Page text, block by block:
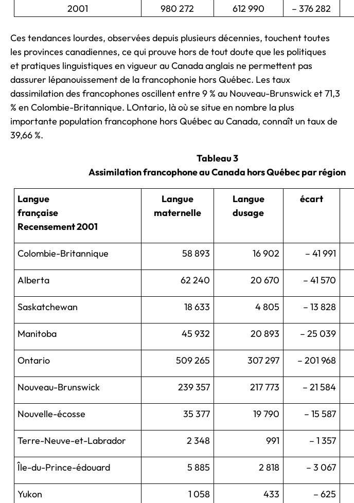
2001
980 272 612 990 – 376 282
Ces tendances lourdes, observées depuis plusieurs décennies, touchent toutes
les provinces canadiennes, ce qui prouve hors de tout doute que les politiques
et pratiques linguistiques en vigueur au Canada anglais ne permettent pas
dassurer lépanouissement de la francophonie hors Québec. Les taux
dassimilation des francophones oscillent entre 9 % au Nouveau-Brunswick et 71,3
% en Colombie-Britannique. LOntario, là où se situe en nombre la plus
importante population francophone hors Québec au Canada, connaît un taux de
39,66 %.
Tableau 3
Assimilation francophone au Canada hors Québec par région
Langue
française
Recensement 2001
Langue
maternelle
Langue
dusage
écart
Colombie-Britannique 58 893 16 902 – 41 991
Alberta 62 240 20 670 – 41 570
Saskatchewan 18 633 4 805 – 13 828
Manitoba 45 932 20 893 – 25 039
Ontario 509 265 307 297 – 201 968
Nouveau-Brunswick 239 357 217 773 – 21 584
Nouvelle-écosse 35 377 19 790 – 15 587
Terre-Neuve-et-Labrador 2 348 991 – 1 357
Île-du-Prince-édouard 5 885 2 818 – 3 067
Yukon 1 058 433 – 625